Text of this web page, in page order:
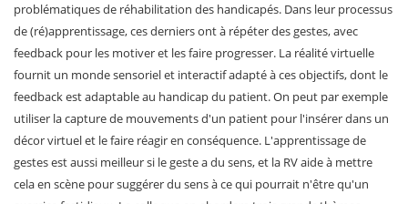
problématiques de réhabilitation des handicapés. Dans leur processus
de (ré)apprentissage, ces derniers ont à répéter des gestes, avec
feedback pour les motiver et les faire progresser. La réalité virtuelle
fournit un monde sensoriel et interactif adapté à ces objectifs, dont le
feedback est adaptable au handicap du patient. On peut par exemple
utiliser la capture de mouvements d'un patient pour l'insérer dans un
décor virtuel et le faire réagir en conséquence. L'apprentissage de
gestes est aussi meilleur si le geste a du sens, et la RV aide à mettre
cela en scène pour suggérer du sens à ce qui pourrait n'être qu'un